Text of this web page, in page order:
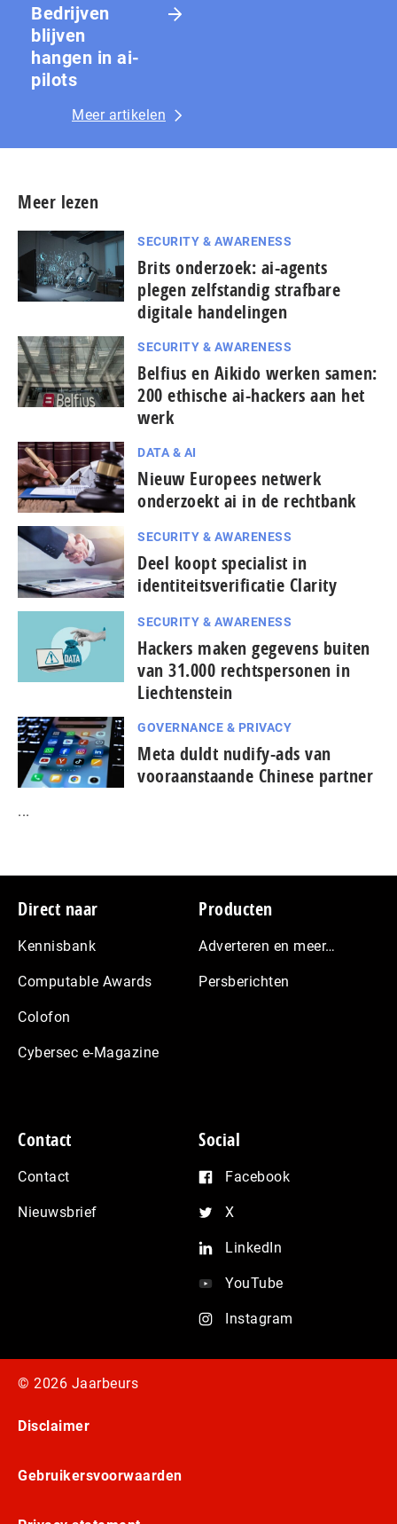
Bedrijven
blijven
hangen in ai-
pilots
Meer artikelen
Meer lezen
SECURITY & AWARENESS
Brits onderzoek: ai-agents
plegen zelfstandig strafbare
digitale handelingen
SECURITY & AWARENESS
Belfius en Aikido werken samen:
200 ethische ai-hackers aan het
werk
DATA & AI
Nieuw Europees netwerk
onderzoekt ai in de rechtbank
SECURITY & AWARENESS
Deel koopt specialist in
identiteitsverificatie Clarity
SECURITY & AWARENESS
Hackers maken gegevens buiten
van 31.000 rechtspersonen in
Liechtenstein
GOVERNANCE & PRIVACY
Meta duldt nudify-ads van
vooraanstaande Chinese partner
...
Footer
Direct naar
Kennisbank
Computable Awards
Colofon
Cybersec e-Magazine
Producten
Adverteren en meer…
Persberichten
Contact
Contact
Nieuwsbrief
Social
Facebook
X
LinkedIn
YouTube
Instagram
© 2026 Jaarbeurs
Disclaimer
Gebruikersvoorwaarden